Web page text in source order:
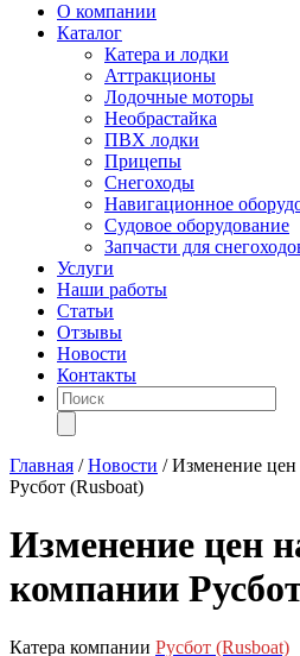
О компании
Каталог
Катера и лодки
Аттракционы
Лодочные моторы
Необрастайка
ПВХ лодки
Прицепы
Снегоходы
Навигационное
Судовое оборудование
Запчасти для
Услуги
Наши работы
Статьи
Отзывы
Новости
Контакты
Поиск
товаров
Главная /Новости /Изменение цен
Русбот (Rusboat)
Изменение цен
компании
Катера компании Русбот (Rusboat)